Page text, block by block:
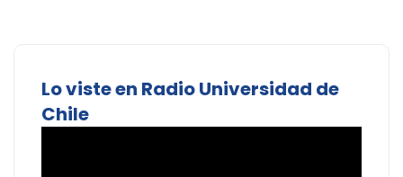
Lo viste en Radio Universidad de
Chile